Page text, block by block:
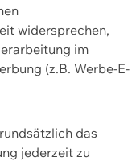
widersprechen,
im
(z.B. Werbe-E-
das
jederzeit zu